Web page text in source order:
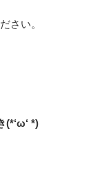
さい。
(*‘ω‘ *)